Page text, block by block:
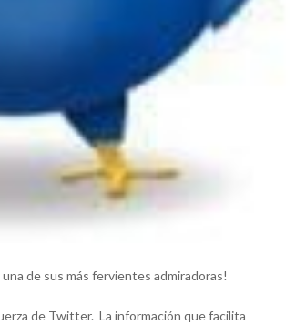
de sus más fervientes admiradoras!
de Twitter. La información que facilita